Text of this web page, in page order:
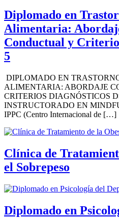
Diplomado en
Alimentaria:
Conductual y
5
DIPLOMADO EN
ALIMENTARIA: ABORDAJE
CRITERIOS DIAGNÓSTICOS
INSTRUCTORADO EN
IPPC (Centro Internacional de […]
Clínica de
el Sobrepeso
Diplomado en